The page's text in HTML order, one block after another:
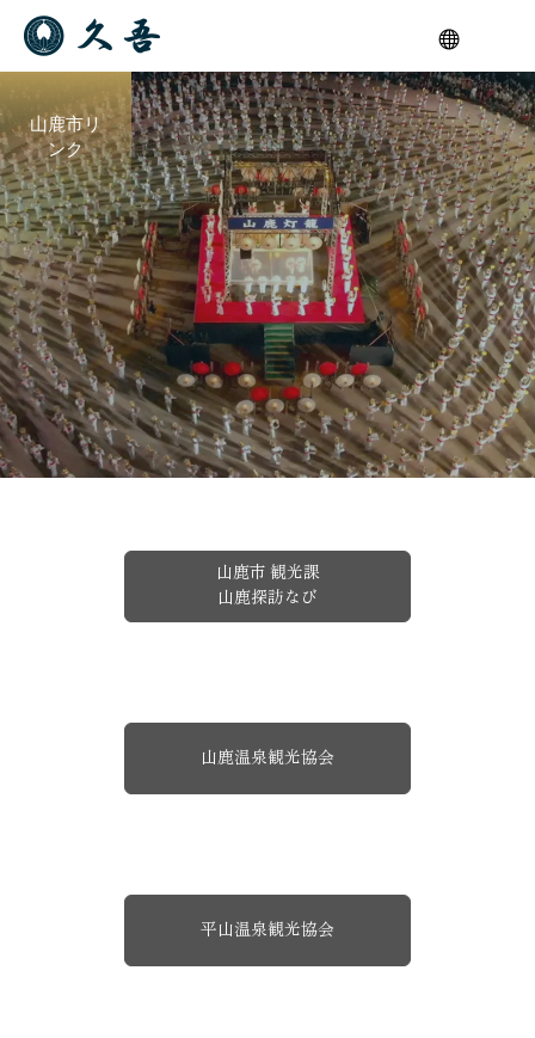
山鹿市リ
ンク
山鹿市 観光課
山鹿探訪なび
山鹿温泉観光協会
平山温泉観光協会